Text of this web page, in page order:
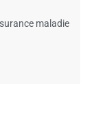
maladie